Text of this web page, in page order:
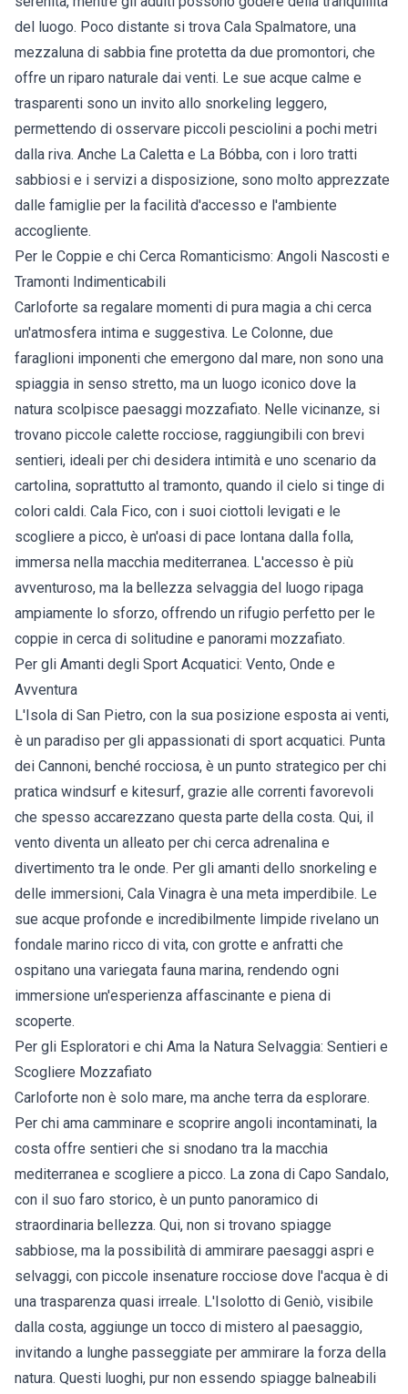
del luogo. Poco distante si trova Cala Spalmatore, una
mezzaluna di sabbia fine protetta da due promontori, che
offre un riparo naturale dai venti. Le sue acque calme e
trasparenti sono un invito allo snorkeling leggero,
permettendo di osservare piccoli pesciolini a pochi metri
dalla riva. Anche La Caletta e La Bóbba, con i loro tratti
sabbiosi e i servizi a disposizione, sono molto apprezzate
dalle famiglie per la facilità d'accesso e l'ambiente
accogliente.
Per le Coppie e chi Cerca Romanticismo: Angoli Nascosti e
Tramonti Indimenticabili
Carloforte sa regalare momenti di pura magia a chi cerca
un'atmosfera intima e suggestiva. Le Colonne, due
faraglioni imponenti che emergono dal mare, non sono una
spiaggia in senso stretto, ma un luogo iconico dove la
natura scolpisce paesaggi mozzafiato. Nelle vicinanze, si
trovano piccole calette rocciose, raggiungibili con brevi
sentieri, ideali per chi desidera intimità e uno scenario da
cartolina, soprattutto al tramonto, quando il cielo si tinge di
colori caldi. Cala Fico, con i suoi ciottoli levigati e le
scogliere a picco, è un'oasi di pace lontana dalla folla,
immersa nella macchia mediterranea. L'accesso è più
avventuroso, ma la bellezza selvaggia del luogo ripaga
ampiamente lo sforzo, offrendo un rifugio perfetto per le
coppie in cerca di solitudine e panorami mozzafiato.
Per gli Amanti degli Sport Acquatici: Vento, Onde e
Avventura
L'Isola di San Pietro, con la sua posizione esposta ai venti,
è un paradiso per gli appassionati di sport acquatici. Punta
dei Cannoni, benché rocciosa, è un punto strategico per chi
pratica windsurf e kitesurf, grazie alle correnti favorevoli
che spesso accarezzano questa parte della costa. Qui, il
vento diventa un alleato per chi cerca adrenalina e
divertimento tra le onde. Per gli amanti dello snorkeling e
delle immersioni, Cala Vinagra è una meta imperdibile. Le
sue acque profonde e incredibilmente limpide rivelano un
fondale marino ricco di vita, con grotte e anfratti che
ospitano una variegata fauna marina, rendendo ogni
immersione un'esperienza affascinante e piena di
scoperte.
Per gli Esploratori e chi Ama la Natura Selvaggia: Sentieri e
Scogliere Mozzafiato
Carloforte non è solo mare, ma anche terra da esplorare.
Per chi ama camminare e scoprire angoli incontaminati, la
costa offre sentieri che si snodano tra la macchia
mediterranea e scogliere a picco. La zona di Capo Sandalo,
con il suo faro storico, è un punto panoramico di
straordinaria bellezza. Qui, non si trovano spiagge
sabbiose, ma la possibilità di ammirare paesaggi aspri e
selvaggi, con piccole insenature rocciose dove l'acqua è di
una trasparenza quasi irreale. L'Isolotto di Geniò, visibile
dalla costa, aggiunge un tocco di mistero al paesaggio,
invitando a lunghe passeggiate per ammirare la forza della
natura. Questi luoghi, pur non essendo spiagge balneabili